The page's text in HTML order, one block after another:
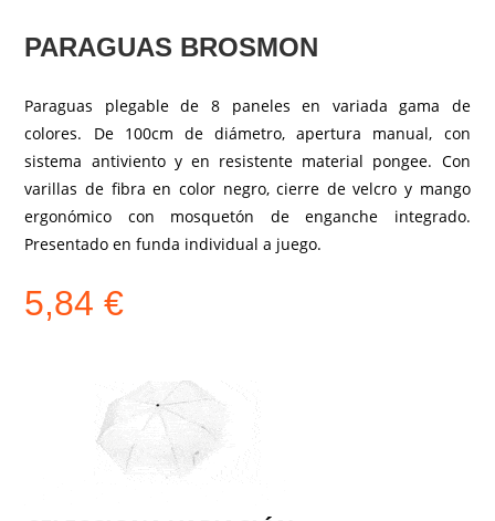
PARAGUAS BROSMON
Paraguas plegable de 8 paneles en variada gama de
colores. De 100cm de diámetro, apertura manual, con
sistema antiviento y en resistente material pongee. Con
varillas de fibra en color negro, cierre de velcro y mango
ergonómico con mosquetón de enganche integrado.
Presentado en funda individual a juego.
5,84€